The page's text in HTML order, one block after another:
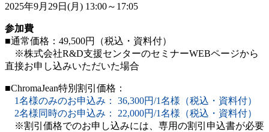
2025年9月29日(月) 13:00～17:05
参加費
■通常価格：49,500円（税込・資料付）
※株式会社R&D支援センターのセミナーWEBページから
直接お申し込みいただいた場合
■ChromaJean特別割引価格：
1名様のみのお申込み： 36,300円/1名様（税込・資料付）
2名様同時のお申込み： 22,000円/1名様（税込・資料付）
※割引価格でのお申し込みには、専用の割引申込書が必要